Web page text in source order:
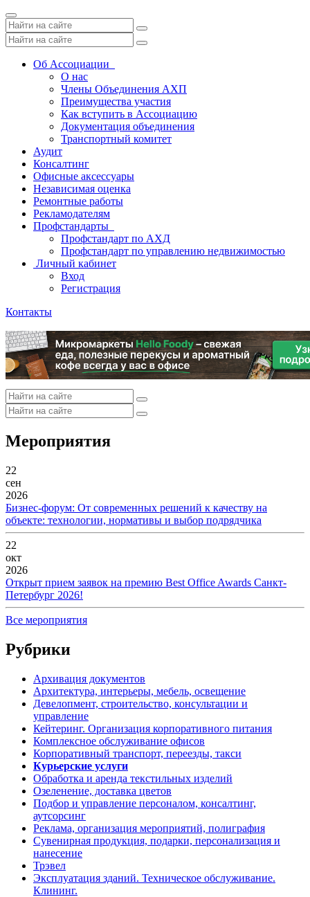
Toggle
navigation
Об Ассоциации
О нас
Члены Объединения АХП
Преимущества участия
Как вступить в Ассоциацию
Документация объединения
Транспортный комитет
Аудит
Консалтинг
Офисные аксессуары
Независимая оценка
Ремонтные работы
Рекламодателям
Профстандарты
Профстандарт по АХД
Профстандарт по управлению недвижимостью
Личный кабинет
Вход
Регистрация
Контакты
Мероприятия
22
сен
2026
Бизнес-форум: От современных решений к качеству на
объекте: технологии, нормативы и выбор подрядчика
22
окт
2026
Открыт прием заявок на премию Best Office Awards Санкт-
Петербург 2026!
Все мероприятия
Рубрики
Архивация документов
Архитектура, интерьеры, мебель, освещение
Девелопмент, строительство, консультации и
управление
Кейтеринг. Организация корпоративного питания
Комплексное обслуживание офисов
Корпоративный транспорт, переезды, такси
Курьерские услуги
Обработка и аренда текстильных изделий
Озеленение, доставка цветов
Подбор и управление персоналом, консалтинг,
аутсорсинг
Реклама, организация мероприятий, полиграфия
Сувенирная продукция, подарки, персонализация и
нанесение
Трэвел
Эксплуатация зданий. Техническое обслуживание.
Клининг.